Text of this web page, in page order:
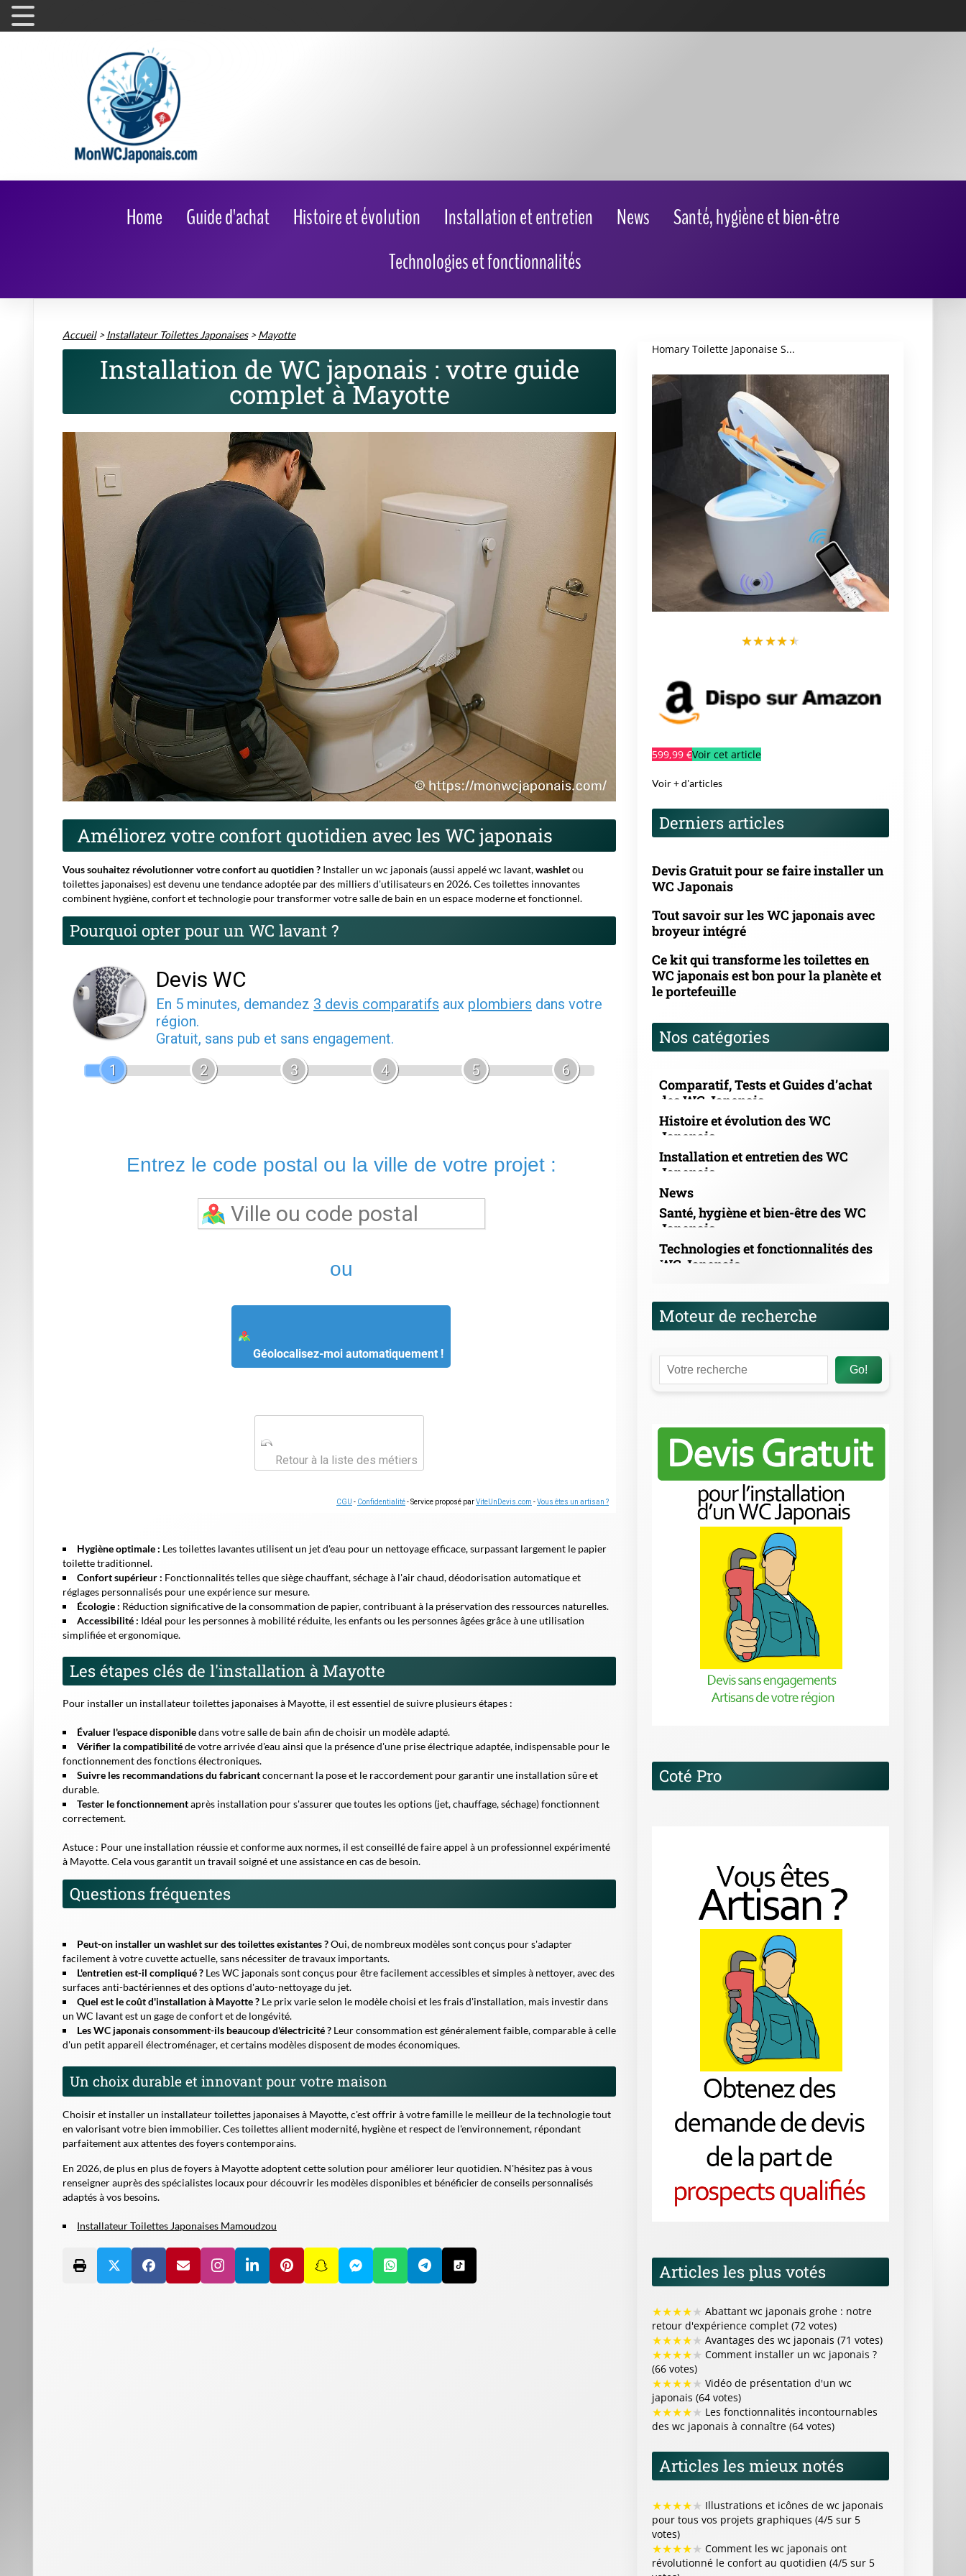
Home Guide d'achat Histoire et évolution Installation et entretien News
Santé, hygiène et bien-être
Technologies et fonctionnalités
Accueil>Installateur Toilettes Japonaises>Mayotte
Installation de WC japonais : votre guide
complet à Mayotte
Améliorez votre confort quotidien avec les WC japonais
Vous souhaitez révolutionner votre confort au quotidien ? Installer un wc japonais (aussi appeléwc lavant,washletou
toilettes japonaises) est devenu une tendance adoptée par des milliers d'utilisateurs en 2026. Ces toilettes innovantes
combinent hygiène, confort et technologie pour transformer votre salle de bain en un espace moderne et fonctionnel.
Pourquoi opter pour un WC lavant ?
Devis WC
En 5 minutes, demandez 3 devis comparatifs aux plombiers dans votre
région.
Gratuit, sans pub et sans engagement.
1
2 3 4 5 6
Entrez le code postal ou la ville de votre projet :
ou
Géolocalisez-moi automatiquement !
Retour à la liste des métiers
CGU - Confidentialité- Service proposé parViteUnDevis.com -Vous êtes un artisan ?
Hygiène optimale : Les toilettes lavantes utilisent un jet d'eau pour un nettoyage efficace, surpassant largement le papier
toilette traditionnel.
Confort supérieur : Fonctionnalités telles que siège chauffant, séchage à l'air chaud, déodorisation automatique et
réglages personnalisés pour une expérience sur mesure.
Écologie : Réduction significative de la consommation de papier, contribuant à la préservation des ressources naturelles.
Accessibilité : Idéal pour les personnes à mobilité réduite, les enfants ou les personnes âgées grâce à une utilisation
simplifiée et ergonomique.
Les étapes clés de l'installation à Mayotte
Pour installer un installateur toilettes japonaisesà Mayotte, il est essentiel de suivre plusieurs étapes :
Évaluer l'espace disponibledans votre salle de bain afin de choisir un modèle adapté.
Vérifier la compatibilitéde votre arrivée d'eau ainsi que la présence d'une prise électrique adaptée, indispensable pour le
fonctionnement des fonctions électroniques.
Suivre les recommandations du fabricantconcernant la pose et le raccordement pour garantir une installation sûre et
durable.
Tester le fonctionnementaprès installation pour s'assurer que toutes les options (jet, chauffage, séchage) fonctionnent
correctement.
Astuce : Pour une installation réussie et conforme aux normes, il est conseillé de faire appel à un professionnel expérimenté
à Mayotte. Cela vous garantit un travail soigné et une assistance en cas de besoin.
Questions fréquentes
Peut-on installer un washlet sur des toilettes existantes ?Oui, de nombreux modèles sont conçus pour s'adapter
facilement à votre cuvette actuelle, sans nécessiter de travaux importants.
L'entretien est-il compliqué ? Les WC japonais sont conçus pour être facilement accessibles et simples à nettoyer, avec des
surfaces anti-bactériennes et des options d'auto-nettoyage du jet.
Quel est le coût d'installation à Mayotte ? Le prix varie selon le modèle choisi et les frais d'installation, mais investir dans
un WC lavant est un gage de confort et de longévité.
Les WC japonais consomment-ils beaucoup d'électricité ? Leur consommation est généralement faible, comparable à celle
d'un petit appareil électroménager, et certains modèles disposent de modes économiques.
Un choix durable et innovant pour votre maison
Choisir et installer un installateur toilettes japonaisesà Mayotte, c'est offrir à votre famille le meilleur de la technologie tout
en valorisant votre bien immobilier. Ces toilettes allient modernité, hygiène et respect de l'environnement, répondant
parfaitement aux attentes des foyers contemporains.
En 2026, de plus en plus de foyers à Mayotte adoptent cette solution pour améliorer leur quotidien. N'hésitez pas à vous
renseigner auprès des spécialistes locaux pour découvrir les modèles disponibles et bénéficier de conseils personnalisés
adaptés à vos besoins.
Installateur Toilettes Japonaises Mamoudzou
Homary Toilette Japonaise S...
★★★★★
599,99 €Voir cet article
Voir + d'articles
Derniers articles
Devis Gratuit pour se faire installer un
WC Japonais
Tout savoir sur les WC japonais avec
broyeur intégré
Ce kit qui transforme les toilettes en
WC japonais est bon pour la planète et
le portefeuille
Nos catégories
Comparatif, Tests et Guides d’achat
des WC Japonais
Histoire et évolution des WC
Japonais
Installation et entretien des WC
Japonais
News
Santé, hygiène et bien-être des WC
Japonais
Technologies et fonctionnalités des
WC Japonais
Moteur de recherche
Go!
Coté Pro
Articles les plus votés
★★★★★ Abattant wc japonais grohe : notre
retour d'expérience complet (72 votes)
★★★★★ Avantages des wc japonais (71 votes)
★★★★★ Comment installer un wc japonais ?
(66 votes)
★★★★★ Vidéo de présentation d'un wc
japonais (64 votes)
★★★★★ Les fonctionnalités incontournables
des wc japonais à connaître (64 votes)
Articles les mieux notés
★★★★★ Illustrations et icônes de wc japonais
pour tous vos projets graphiques (4/5 sur 5
votes)
★★★★★ Comment les wc japonais ont
révolutionné le confort au quotidien (4/5 sur 5